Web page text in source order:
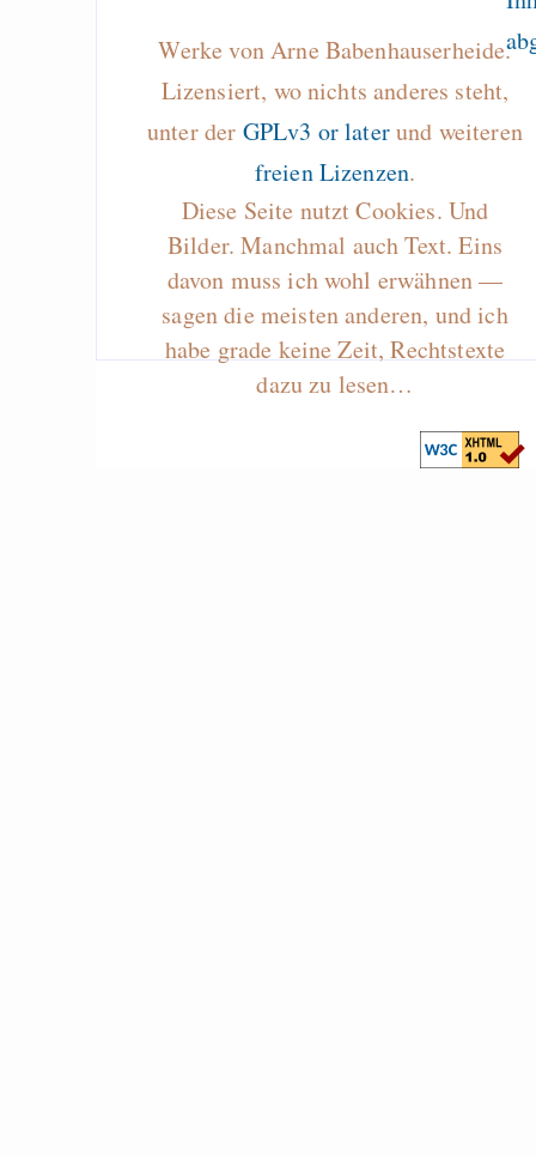
Werke von Arne Babenhauserheide.
Lizensiert, wo nichts anderes steht,
unter der GPLv3 or laterund weiteren
freien Lizenzen.
Diese Seite nutzt Cookies. Und
Bilder. Manchmal auch Text. Eins
davon muss ich wohl erwähnen —
sagen die meisten anderen, und ich
habe grade keine Zeit, Rechtstexte
dazu zu lesen…